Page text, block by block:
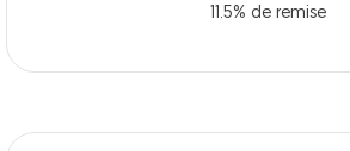
11.5% de remise